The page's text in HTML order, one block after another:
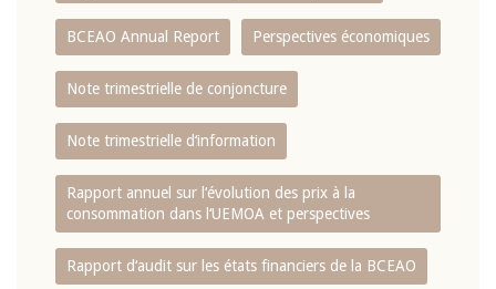
BCEAO Annual Report Perspectives économiques
Note trimestrielle de conjoncture
Note trimestrielle d‘information
Rapport annuel sur l‘évolution des prix à la
consommation dans l‘UEMOA et perspectives
Rapport d‘audit sur les états financiers de la BCEAO